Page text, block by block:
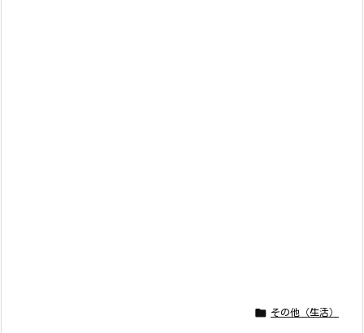
 その他（生活）